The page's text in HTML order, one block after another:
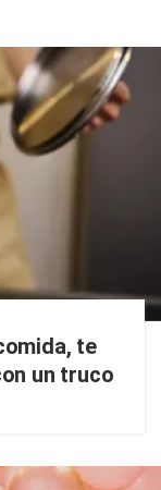
te
un truco